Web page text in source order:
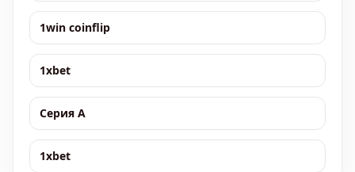
1win coinflip
1xbet
Серия А
1xbet